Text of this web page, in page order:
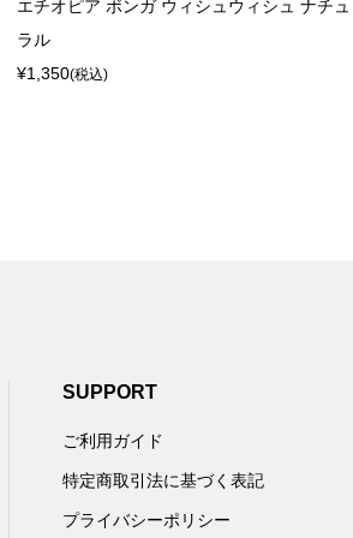
エチオピア ボンガ ウィシュウィシュ ナチュ
ラル
¥1,350(税込)
SUPPORT
ご利用ガイド
特定商取引法に基づく表記
プライバシーポリシー